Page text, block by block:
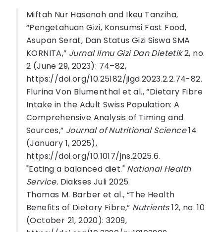
Miftah Nur Hasanah and Ikeu Tanziha,
“Pengetahuan Gizi, Konsumsi Fast Food,
Asupan Serat, Dan Status Gizi Siswa SMA
KORNITA,” Jurnal Ilmu Gizi Dan Dietetik2, no.
2 (June 29, 2023): 74–82,
https://doi.org/10.25182/jigd.2023.2.2.74-82.
Flurina Von Blumenthal et al., “Dietary Fibre
Intake in the Adult Swiss Population: A
Comprehensive Analysis of Timing and
Sources,” Journal of Nutritional Science14
(January 1, 2025),
https://doi.org/10.1017/jns.2025.6.
"Eating a balanced diet." National Health
Service. Diakses Juli 2025.
Thomas M. Barber et al., “The Health
Benefits of Dietary Fibre,” Nutrients12, no. 10
(October 21, 2020): 3209,